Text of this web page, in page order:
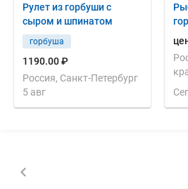
Рулет из горбуши с
сыром и шпинатом
горбуша
1190.00 ₽
Россия, Санкт-Петербург
5 авг
Назад к списку объявлений